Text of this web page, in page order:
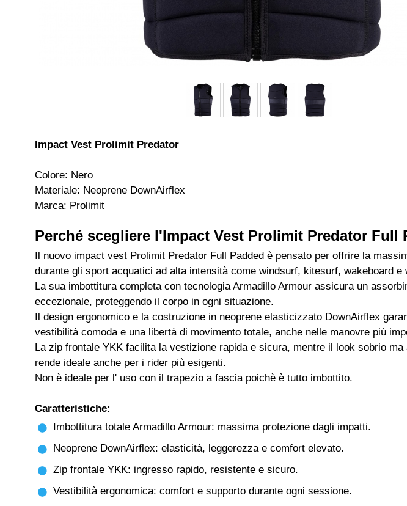
Impact Vest Prolimit Predator
Colore: Nero
Materiale: Neoprene DownAirflex
Marca: Prolimit
Perché scegliere l'Impact Vest Prolimit Predator Full
Il nuovo impact vest Prolimit Predator Full Padded è pensato per offrire la
durante gli sport acquatici ad alta intensità come windsurf, kitesurf, wakeboard e
La sua imbottitura completa con tecnologia Armadillo Armour assicura un
eccezionale, proteggendo il corpo in ogni situazione.
Il design ergonomico e la costruzione in neoprene elasticizzato DownAirflex
vestibilità comoda e una libertà di movimento totale, anche nelle manovre più
La zip frontale YKK facilita la vestizione rapida e sicura, mentre il look sobrio ma
rende ideale anche per i rider più esigenti.
Non è ideale per l' uso con il trapezio a fascia poichè è tutto imbottito.
Caratteristiche:
Imbottitura totale Armadillo Armour: massima protezione dagli impatti.
Neoprene DownAirflex: elasticità, leggerezza e comfort elevato.
Zip frontale YKK: ingresso rapido, resistente e sicuro.
Vestibilità ergonomica: comfort e supporto durante ogni sessione.